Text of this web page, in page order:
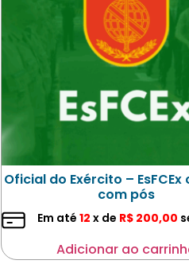
Oficial do Exército –
com pós
Em até 12 x de R$ 200,00
Adicionar ao